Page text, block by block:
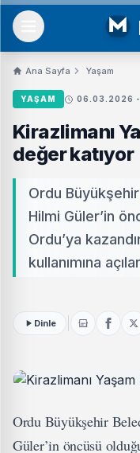
Ana Sayfa Yaşam
YAŞAM 06.03.2026 -
Kirazlimanı
değer katıyor
Ordu
Hilmi Güler’in
Ordu’ya
kullanımına
Dinle
Ordu Büyükşehir
Güler’in öncüsü